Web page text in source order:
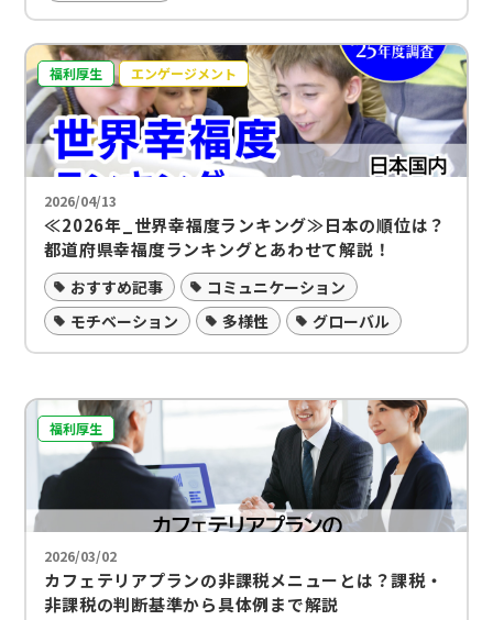
福利厚生 エンゲージメント
2026/04/13
≪2026年_世界幸福度ランキング≫日本の順位は？
都道府県幸福度ランキングとあわせて解説！
おすすめ記事
コミュニケーション
モチベーション
多様性 グローバル
福利厚生
2026/03/02
カフェテリアプランの非課税メニューとは？課税・
非課税の判断基準から具体例まで解説